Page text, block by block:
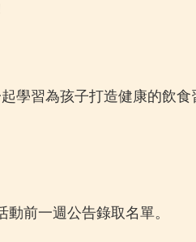
學習為孩子打造健康的飲
前一週公告錄取名單。